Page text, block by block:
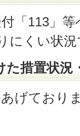
「113」
にくい状
た措置状況
げており